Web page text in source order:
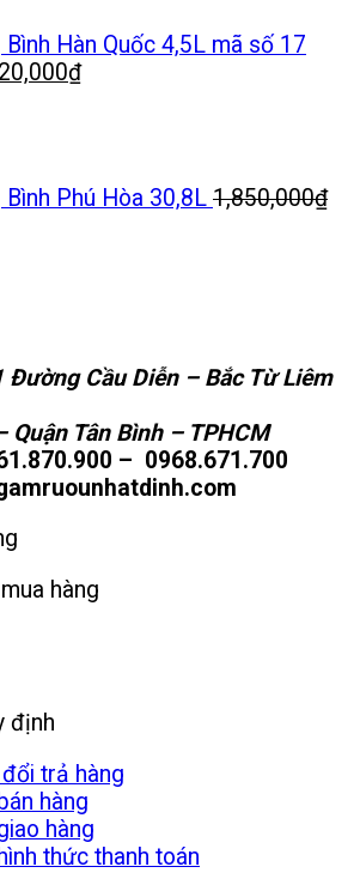
Bình Hàn Quốc 4,5L mã số 17
₫Giá
420,000₫.
Bình Phú Hòa 30,8L 1,850,000₫
Đường Cầu Diễn – Bắc Từ Liêm
Quận Tân Bình – TPHCM
– 0968.671.700
hàng
định
trả hàng
hàng
hàng
thức thanh toán